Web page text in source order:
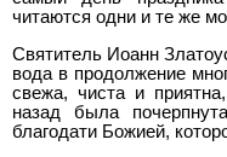
читаются одни и те же
Святитель Иоанн
вода в продолжение
свежа, чиста и
назад была
благодати Божией,